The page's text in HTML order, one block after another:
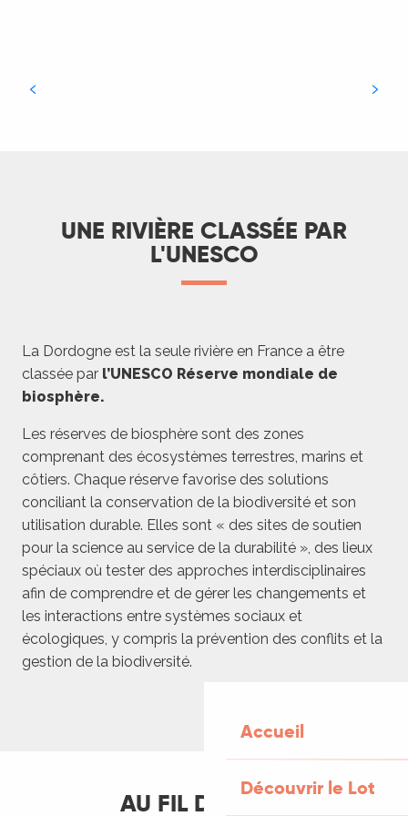
Accueil
Découvrir le Lot
UNE RIVIÈRE CLASSÉE PAR
L'UNESCO
La Dordogne est la seule rivière en France a être
classée par l’UNESCO Réserve mondiale de
biosphère.
Les réserves de biosphère sont des zones
comprenant des écosystèmes terrestres, marins et
côtiers. Chaque réserve favorise des solutions
conciliant la conservation de la biodiversité et son
utilisation durable. Elles sont « des sites de soutien
pour la science au service de la durabilité », des lieux
spéciaux où tester des approches interdisciplinaires
afin de comprendre et de gérer les changements et
les interactions entre systèmes sociaux et
écologiques, y compris la prévention des conflits et la
gestion de la biodiversité.
AU FIL DE L'EAU